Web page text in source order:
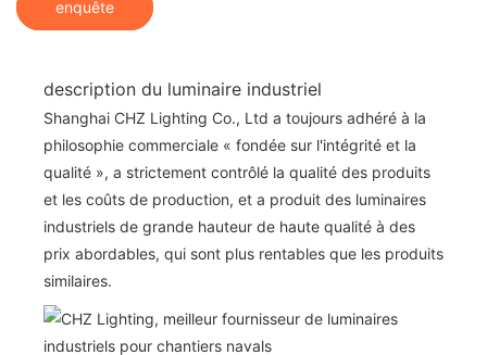
enquête
description du luminaire industriel
Shanghai CHZ Lighting Co., Ltd a toujours adhéré à la
philosophie commerciale « fondée sur l'intégrité et la
qualité », a strictement contrôlé la qualité des produits
et les coûts de production, et a produit des luminaires
industriels de grande hauteur de haute qualité à des
prix abordables, qui sont plus rentables que les produits
similaires.